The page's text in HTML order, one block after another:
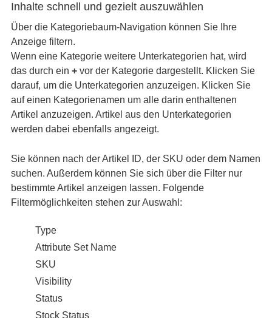
Inhalte schnell und gezielt auszuwählen
Über die Kategoriebaum-Navigation können Sie Ihre
Anzeige filtern.
Wenn eine Kategorie weitere Unterkategorien hat, wird
das durch ein +vor der Kategorie dargestellt. Klicken Sie
darauf, um die Unterkategorien anzuzeigen. Klicken Sie
auf einen Kategorienamen um alle darin enthaltenen
Artikel anzuzeigen. Artikel aus den Unterkategorien
werden dabei ebenfalls angezeigt.
Sie können nach der Artikel ID, der SKU oder dem Namen
suchen. Außerdem können Sie sich über die Filter nur
bestimmte Artikel anzeigen lassen. Folgende
Filtermöglichkeiten stehen zur Auswahl:
Type
Attribute Set Name
SKU
Visibility
Status
Stock Status